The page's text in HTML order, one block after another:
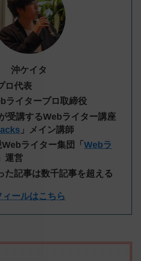
沖ケイタ
ロ代表
ライタープロ取締役
受講するWebライター講座
」メイン講師
ライター集団「Webラ
」運営
た記事は数千記事を超える
ールはこちら